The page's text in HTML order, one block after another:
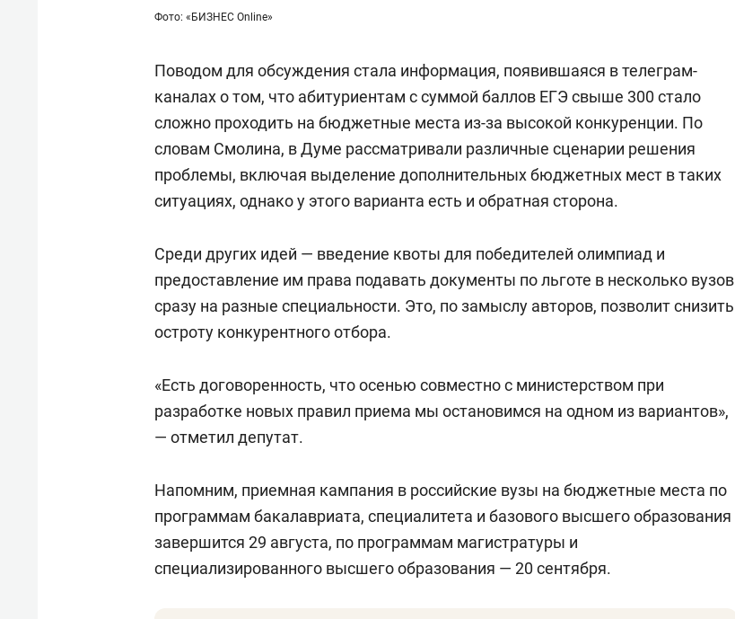
Фото: «БИЗНЕС Online»
Поводом для обсуждения стала информация, появившаяся в телеграм-
каналах о том, что абитуриентам с суммой баллов ЕГЭ свыше 300 стало
сложно проходить на бюджетные места из-за высокой конкуренции. По
словам Смолина, в Думе рассматривали различные сценарии решения
проблемы, включая выделение дополнительных бюджетных мест в таких
ситуациях, однако у этого варианта есть и обратная сторона.
Среди других идей — введение квоты для победителей олимпиад и
предоставление им права подавать документы по льготе в несколько вузов
сразу на разные специальности. Это, по замыслу авторов, позволит снизить
остроту конкурентного отбора.
«Есть договоренность, что осенью совместно с министерством при
разработке новых правил приема мы остановимся на одном из вариантов»,
— отметил депутат.
Напомним, приемная кампания в российские вузы на бюджетные места по
программам бакалавриата, специалитета и базового высшего образования
завершится 29 августа, по программам магистратуры и
специализированного высшего образования — 20 сентября.